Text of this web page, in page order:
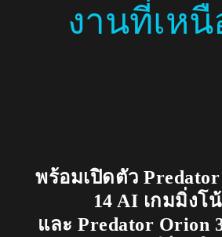
งานที่เห
พร้อมเปิดตัว Predator
14 AI เกมมิ่งโ
และ Predator Orion